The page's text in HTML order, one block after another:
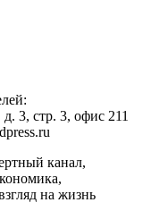
3, стр. 3, офис 211
канал,
на жизнь